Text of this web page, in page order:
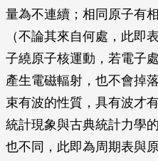
量為不連續；相同原子有
（不論其來自何處，此即
子繞原子核運動，若電子
產生電磁輻射，也不會掉
束有波的性質，具有波才
統計現象與古典統計力學
也不同，此即為周期表與